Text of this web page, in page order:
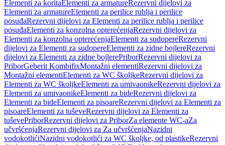
Elementi za koritaElementi za armatureRezervni dijelovi za
Elementi za armatureElementi za perilice rublja i perilice
posuđaRezervni dijelovi za Elementi za perilice rublja i perilice
posuđaElementi za konzolna opterećenjaRezervni dijelovi za
Elementi za konzolna opterećenjaElementi za sudopereRezervni
dijelovi za Elementi za sudopereElementi za zidne bojlereRezervni
dijelovi za Elementi za zidne bojlerePriborRezervni dijelovi za
PriborGeberit KombifixMontažni elementiRezervni dijelovi za
Montažni elementiElementi za WC školjkeRezervni dijelovi za
Elementi za WC školjkeElementi za umivaonikeRezervni dijelovi za
Elementi za umivaonikeElementi za bideRezervni dijelovi za
Elementi za bideElementi za pisoareRezervni dijelovi za Elementi za
pisoareElementi za tuševeRezervni dijelovi za Elementi za
tuševePriborRezervni dijelovi za PriborZa elemente WC-aZa
učvršćenjaRezervni dijelovi za Za učvršćenjaNazidni
vodokotlićiNazidni vodokotlići za WC školjke, od plastikeRezervni